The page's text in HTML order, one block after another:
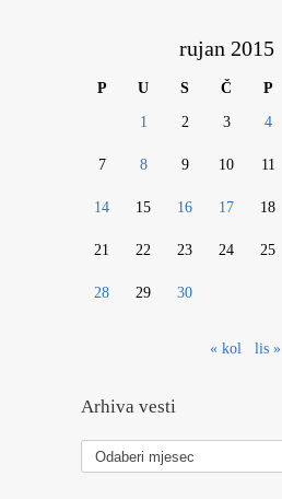
rujan 2015
P U S Č P
1 2 3 4
7 8 9 10 11
14 15 16 17 18
21 22 23 24 25
28 29 30
« kol lis »
Arhiva vesti
Arhiva
vesti